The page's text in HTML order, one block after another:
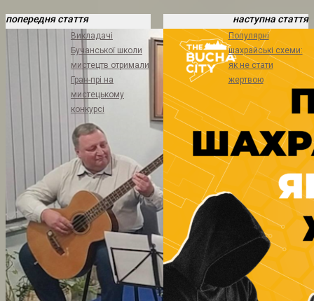
попередня стаття
Викладачі
Бучанської школи
мистецтв отримали
Гран-прі на
мистецькому
конкурсі
наступна стаття
Популярні
шахрайські схеми:
як не стати
жертвою